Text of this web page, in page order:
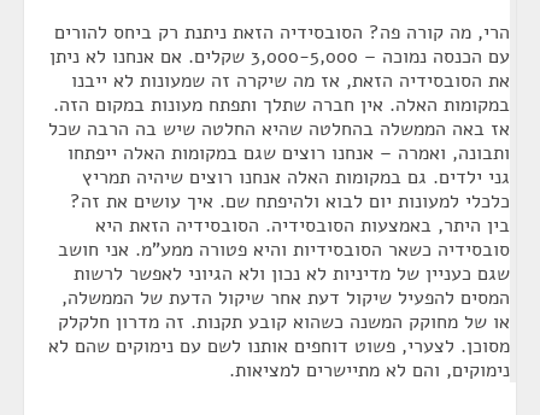
הרי, מה קורה פה? הסובסידיה הזאת ניתנת רק ביחס להורים
עם הכנסה נמוכה – 3,000-5,000 שקלים. אם אנחנו לא ניתן
את הסובסידיה הזאת, אז מה שיקרה זה שמעונות לא ייבנו
במקומות האלה. אין חברה שתלך ותפתח מעונות במקום הזה.
אז באה הממשלה בהחלטה שהיא החלטה שיש בה הרבה שכל
ותבונה, ואמרה – אנחנו רוצים שגם במקומות האלה ייפתחו
גני ילדים. גם במקומות האלה אנחנו רוצים שיהיה תמריץ
כלכלי למעונות יום לבוא ולהיפתח שם. איך עושים את זה?
בין היתר, באמצעות הסובסידיה. הסובסידיה הזאת היא
סובסידיה כשאר הסובסידיות והיא פטורה ממע"מ. אני חושב
שגם כעניין של מדיניות לא נכון ולא הגיוני לאפשר לרשות
המסים להפעיל שיקול דעת אחר שיקול הדעת של הממשלה,
או של מחוקק המשנה כשהוא קובע תקנות. זה מדרון חלקלק
מסוכן. לצערי, פשוט דוחפים אותנו לשם עם נימוקים שהם לא
נימוקים, והם לא מתיישרים למציאות.